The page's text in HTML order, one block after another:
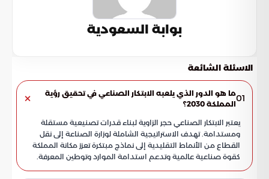
بوابة السعودية
الاسئلة الشائعة
01ما هو الدور الذي يلعبه الابتكار الصناعي في تحقيق رؤية
المملكة 2030؟
يعتبر الابتكار الصناعي حجر الزاوية لبناء قدرات تصنيعية مستقلة
ومستدامة. تهدف الاستراتيجية الشاملة لوزارة الصناعة إلى نقل
القطاع من الأنماط التقليدية إلى نماذج مبتكرة تعزز مكانة المملكة
كقوة صناعية عالمية وتدعم استدامة الموارد وتوطين المعرفة.